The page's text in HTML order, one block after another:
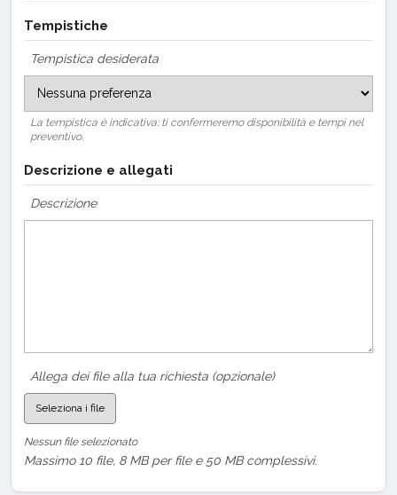
Tempistiche
Tempistica desiderata
La tempistica è indicativa: ti confermeremo disponibilità e tempi nel
preventivo.
Descrizione e allegati
Descrizione
Allega dei file alla tua richiesta (opzionale)
Seleziona i file
Nessun file selezionato
Massimo 10 file, 8 MB per file e 50 MB complessivi.